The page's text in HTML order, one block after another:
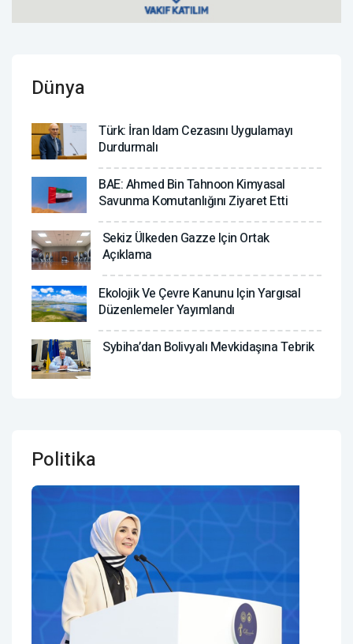
Dünya
Türk: İran Idam Cezasını Uygulamayı
Durdurmalı
BAE: Ahmed Bin Tahnoon Kimyasal
Savunma Komutanlığını Ziyaret Etti
Sekiz Ülkeden Gazze Için Ortak
Açıklama
Ekolojik Ve Çevre Kanunu Için Yargısal
Düzenlemeler Yayımlandı
Sybiha’dan Bolivyalı Mevkidaşına Tebrik
Politika